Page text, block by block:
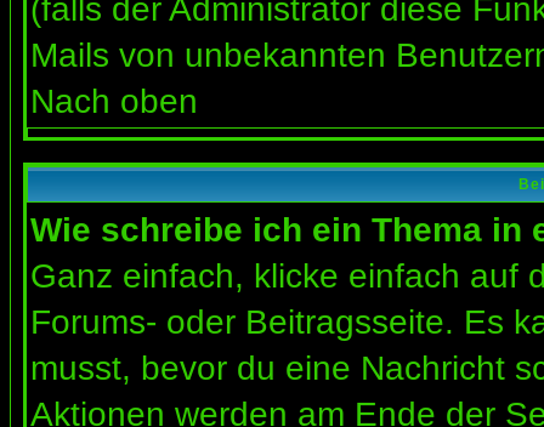
(falls der Administrator diese
Mails von unbekannten
Nach oben
Wie schreibe ich ein Thema in
Ganz einfach, klicke einfach auf
Forums- oder Beitragsseite. Es
musst, bevor du eine Nachricht
Aktionen werden am Ende der